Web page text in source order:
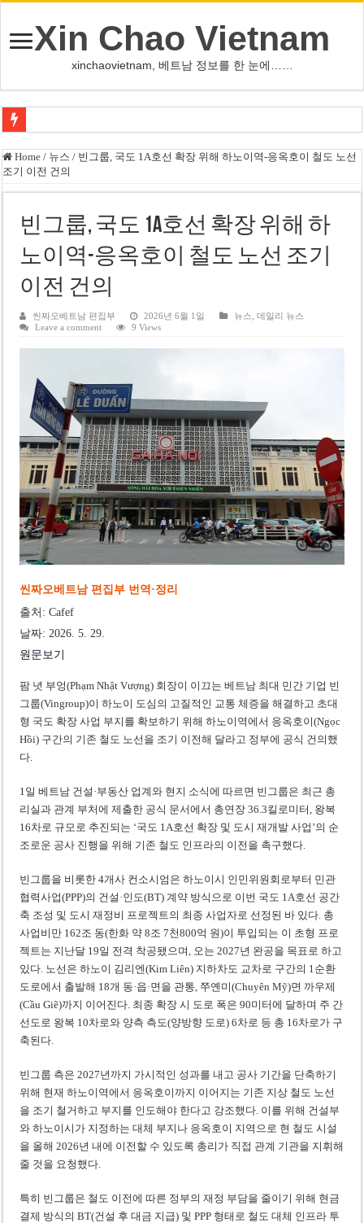
Xin Chao Vietnam
xinchaovietnam, 베트남 정보를 한 눈에……
쩐 타인 먼 베트남 국회의장 “외교 성과, 국가 위상 제고에 크게 기여”
싱가포르 하오마트, 마지막 프리미엄 매장 폐점… 적자·소송 악재 속 사업 축
PNJ, 다이아몬드 밀수 여파에 2분기 적자… 10월 임시 주총 개최
팜 녓 브엉 빈그룹 회장 딸, 그룹 계열사 경영에 첫 등장
케펠, 투티엠 엠파이어시티 지분 전량 2억7000만 달러에 매각
베트남 MB은행, 2026년 수익 목표 자신…부동산 대출 비율 13% 고수
베트남 세무당국, 납세자 정보 공개 기준·절차 명확화
Home / 뉴스 / 빈그룹, 국도 1A호선 확장 위해 하노이역-응옥호이 철도 노선
조기 이전 건의
빈그룹, 국도 1A호선 확장 위해 하
노이역-응옥호이 철도 노선 조기
이전 건의
씬짜오베트남 편집부 2026년 6월 1일 뉴스 ,데일리 뉴스
Leave a comment
9 Views
씬짜오베트남 편집부 번역·정리
출처: Cafef
날짜: 2026. 5. 29.
원문보기
팜 녓 부엉(Phạm Nhật Vượng) 회장이 이끄는 베트남 최대 민간 기업 빈
그룹(Vingroup)이 하노이 도심의 고질적인 교통 체증을 해결하고 초대
형 국도 확장 사업 부지를 확보하기 위해 하노이역에서 응옥호이(Ngọc
Hồi) 구간의 기존 철도 노선을 조기 이전해 달라고 정부에 공식 건의했
다.
1일 베트남 건설·부동산 업계와 현지 소식에 따르면 빈그룹은 최근 총
리실과 관계 부처에 제출한 공식 문서에서 총연장 36.3킬로미터, 왕복
16차로 규모로 추진되는 ‘국도 1A호선 확장 및 도시 재개발 사업’의 순
조로운 공사 진행을 위해 기존 철도 인프라의 이전을 촉구했다.
빈그룹을 비롯한 4개사 컨소시엄은 하노이시 인민위원회로부터 민관
협력사업(PPP)의 건설·인도(BT) 계약 방식으로 이번 국도 1A호선 공간
축 조성 및 도시 재정비 프로젝트의 최종 사업자로 선정된 바 있다. 총
사업비만 162조 동(한화 약 8조 7천800억 원)이 투입되는 이 초형 프로
젝트는 지난달 19일 전격 착공됐으며, 오는 2027년 완공을 목표로 하고
있다. 노선은 하노이 김리엔(Kim Liên) 지하차도 교차로 구간의 1순환
도로에서 출발해 18개 동·읍·면을 관통, 쭈옌미(Chuyên Mỹ)면 까우제
(Cầu Giẽ)까지 이어진다. 최종 확장 시 도로 폭은 90미터에 달하며 주 간
선도로 왕복 10차로와 양측 측도(양방향 도로) 6차로 등 총 16차로가 구
축된다.
빈그룹 측은 2027년까지 가시적인 성과를 내고 공사 기간을 단축하기
위해 현재 하노이역에서 응옥호이까지 이어지는 기존 지상 철도 노선
을 조기 철거하고 부지를 인도해야 한다고 강조했다. 이를 위해 건설부
와 하노이시가 지정하는 대체 부지나 응옥호이 지역으로 현 철도 시설
을 올해 2026년 내에 이전할 수 있도록 총리가 직접 관계 기관을 지휘해
줄 것을 요청했다.
특히 빈그룹은 철도 이전에 따른 정부의 재정 부담을 줄이기 위해 현금
결제 방식의 BT(건설 후 대금 지급) 및 PPP 형태로 철도 대체 인프라 투